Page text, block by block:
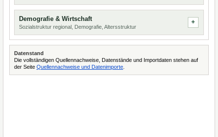
Demografie & Wirtschaft
Sozialstruktur regional, Demografie, Altersstruktur
Datenstand
Die vollständigen Quellennachweise, Datenstände und Importdaten stehen auf
der Seite Quellennachweise und Datenimporte